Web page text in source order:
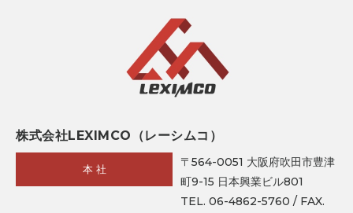
株式会社LEXIMCO（レーシムコ）
本 社
〒564-0051 大阪府吹田市豊津
町9-15 日本興業ビル801
TEL. 06-4862-5760 / FAX.